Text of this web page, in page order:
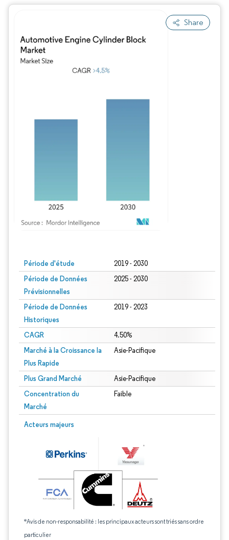
Share
Période d'étude 2019 - 2030
Période de Données
Prévisionnelles
2025 - 2030
Période de Données
Historiques
2019 - 2023
CAGR 4.50%
Marché à la Croissance la
Plus Rapide
Asie-Pacifique
Plus Grand Marché Asie-Pacifique
Concentration du
Marché
Faible
Acteurs majeurs
*Avis de non-responsabilité : les principaux acteurs sont triés sans ordre
particulier